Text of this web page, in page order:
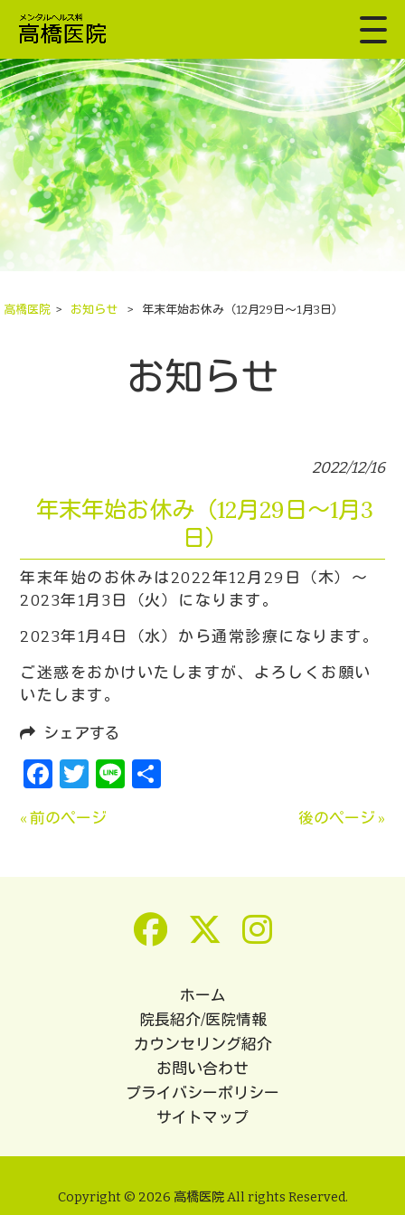
高橋医院 > お知らせ > 年末年始お休み（12月29日～1月3日）
お知らせ
2022/12/16
年末年始お休み（12月29日～1月3
日）
年末年始のお休みは2022年12月29日（木）～
2023年1月3日（火）になります。
2023年1月4日（水）から通常診療になります。
ご迷惑をおかけいたしますが、よろしくお願い
いたします。
シェアする
Facebook
Twitter
Line
« 前のページ 後のページ »
ホーム
院長紹介/医院情報
カウンセリング紹介
お問い合わせ
プライバシーポリシー
サイトマップ
Copyright © 2026 高橋医院 All rights Reserved.